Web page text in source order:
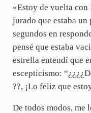
«Estoy de vuelta
jurado que estaba
segundos en
pensé que estaba
estrella entendí que
escepticismo:
??, ¡Lo feliz que
De todos modos, me